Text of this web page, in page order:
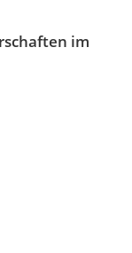
im